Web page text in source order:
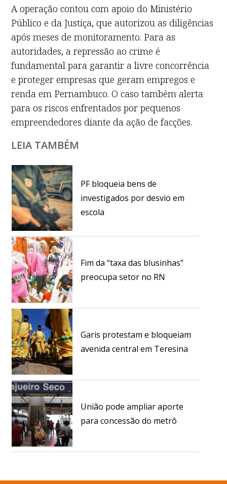
A operação contou com apoio do Ministério
Público e da Justiça, que autorizou as diligências
após meses de monitoramento. Para as
autoridades, a repressão ao crime é
fundamental para garantir a livre concorrência
e proteger empresas que geram empregos e
renda em Pernambuco. O caso também alerta
para os riscos enfrentados por pequenos
empreendedores diante da ação de facções.
LEIA TAMBÉM
PF bloqueia bens de
investigados por desvio em
escola
Fim da “taxa das blusinhas”
preocupa setor no RN
Garis protestam e bloqueiam
avenida central em Teresina
União pode ampliar aporte
para concessão do metrô